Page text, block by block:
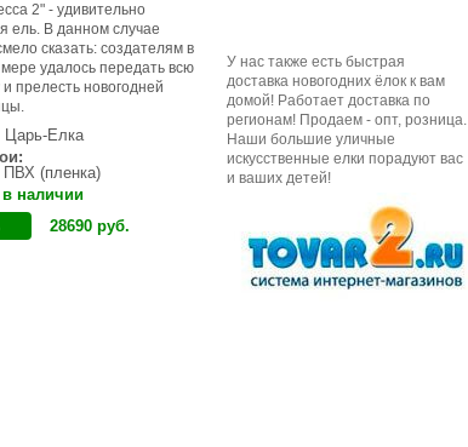
У нас также есть быстрая
доставка новогодних ёлок к вам
домой! Работает доставка по
регионам! Продаем - опт, розница.
Наши большие уличные
искусственные елки порадуют вас
и ваших детей!
2" - удивительно
ель. В данном случае
сказать: создателям в
удалось передать всю
и прелесть новогодней
Царь-Елка
ПВХ (пленка)
в наличии
28690 руб.